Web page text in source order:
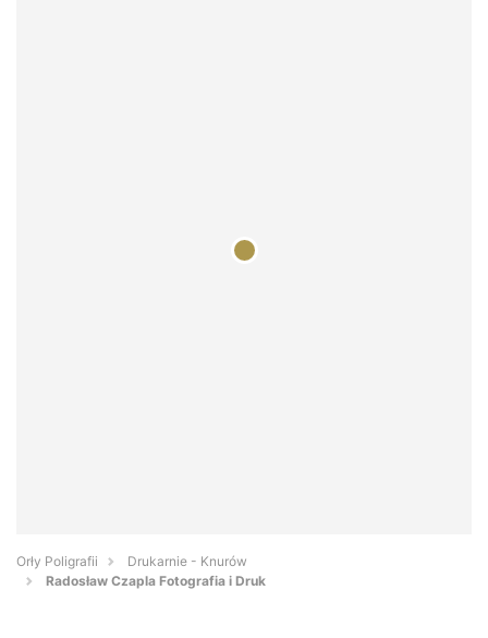
Orły Poligrafii
Drukarnie - Knurów
Radosław Czapla Fotografia i Druk